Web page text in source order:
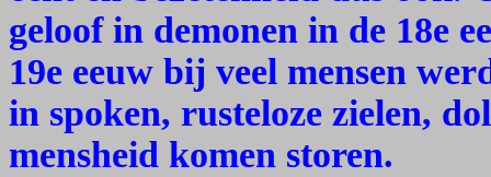
geloof in demonen in de 18e
19e eeuw bij veel mensen
in spoken, rusteloze zielen,
mensheid komen storen.